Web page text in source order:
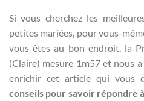
Si vous cherchez les
petites mariées, pour vous-
vous êtes au bon endroit, la
(Claire) mesure 1m57 et nous
enrichir cet article qui vous
conseils pour savoir répondre